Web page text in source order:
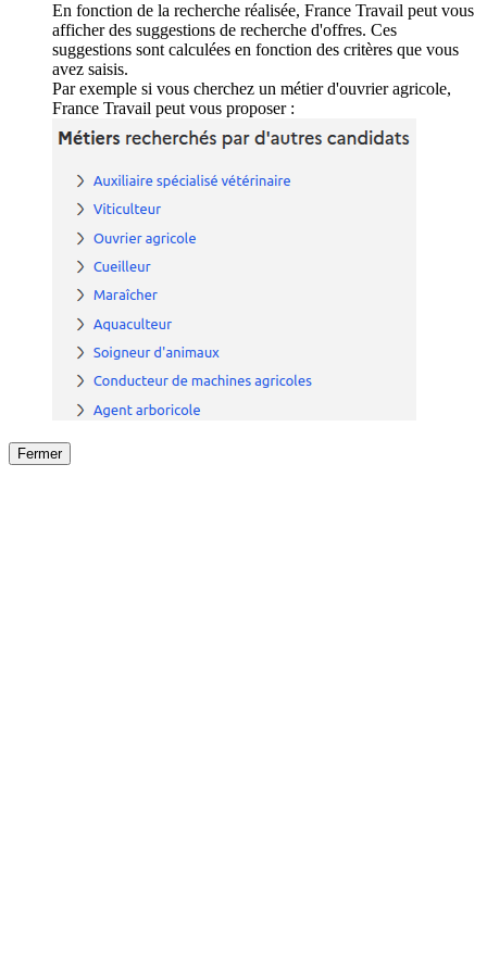
En fonction de la recherche réalisée, France Travail peut vous
afficher des suggestions de recherche d'offres. Ces
suggestions sont calculées en fonction des critères que vous
avez saisis.
Par exemple si vous cherchez un métier d'ouvrier agricole,
France Travail peut vous proposer :
Fermer